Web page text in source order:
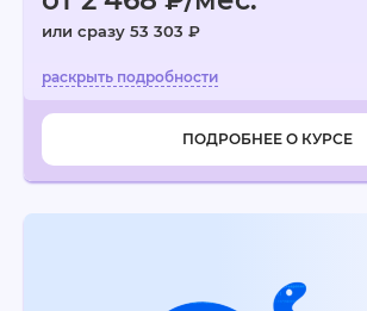
или сразу 53 303 ₽
ПОДРОБНЕЕ О КУРСЕ